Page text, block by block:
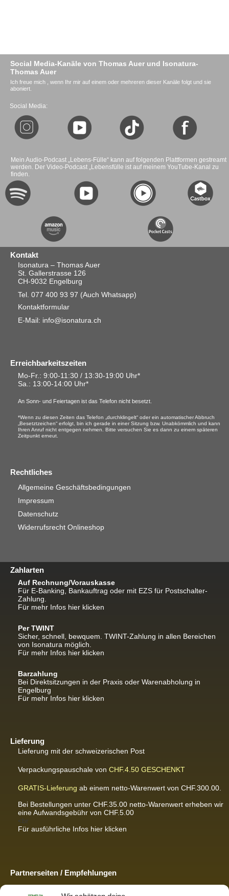
Social Media-Kanäle von Thomas Auer und Isonatura-
Thomas Auer
Ich freue mich , wenn Ihr mir auf einem oder mehreren dieser Kanäle folgt und sie
aboniert.
Social Media:
Mein Audio-Podcast „Lebens-Fülle“ kann auf folgenden Plattformen gestreamt
werden. Der Video-Podcast „Lebensfülle ist auf meinem YouTube-Kanal zu
finden.
Kontakt
Isonatura – Thomas Auer
St. Gallerstrasse 126
CH-9032 Engelburg
Tel. 077 400 93 97 (Auch Whatsapp)
Kontaktformular
E-Mail: info@isonatura.ch
Erreichbarkeitszeiten
Mo-Fr.: 9:00-11:30 / 13:30-19:00 Uhr*
Sa. : 13:00-14:00 Uhr*
An Sonn- und Feiertagen ist das Telefon nicht besetzt.
*Wenn zu diesen Zeiten das Telefon „durchklingelt“ oder ein automatischer Abbruch
„Besetztzeichen“ erfolgt, bin ich gerade in einer Sitzung bzw. Unabkömmlich und kann
Ihren Anruf nicht entgegen nehmen. Bitte versuchen Sie es dann zu einem späteren
Zeitpunkt erneut.
Rechtliches
Allgemeine Geschäftsbedingungen
Impressum
Datenschutz
Widerrufsrecht Onlineshop
Zahlarten
Auf Rechnung/Vorauskasse
Für E-Banking, Bankauftrag oder mit EZS für Postschalter-
Zahlung.
Für mehr Infos hier klicken
Per TWINT
Sicher, schnell, bewquem. TWINT-Zahlung in allen Bereichen
von Isonatura möglich.
Für mehr Infos hier klicken
Barzahlung
Bei Direktsitzungen in der Praxis oder Warenabholung in
Engelburg
Für mehr Infos hier klicken
Lieferung
Lieferung mit der schweizerischen Post
Verpackungspauschale von CHF.4.50 GESCHENKT
GRATIS-Lieferung ab einem netto-Warenwert von CHF.300.00.
Bei Bestellungen unter CHF.35.00 netto-Warenwert erheben wir
eine Aufwandsgebühr von CHF.5.00
<br
Für ausführliche Infos hier klicken
Partnerseiten / Empfehlungen